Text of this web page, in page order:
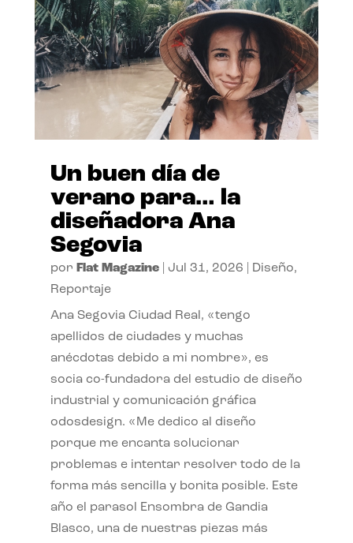
Un buen día de
verano para… la
diseñadora Ana
Segovia
por Flat Magazine| Jul 31, 2026 Diseño,
Reportaje
Ana Segovia Ciudad Real, «tengo
apellidos de ciudades y muchas
anécdotas debido a mi nombre», es
socia co-fundadora del estudio de diseño
industrial y comunicación gráfica
odosdesign. «Me dedico al diseño
porque me encanta solucionar
problemas e intentar resolver todo de la
forma más sencilla y bonita posible. Este
año el parasol Ensombra de Gandia
Blasco, una de nuestras piezas más